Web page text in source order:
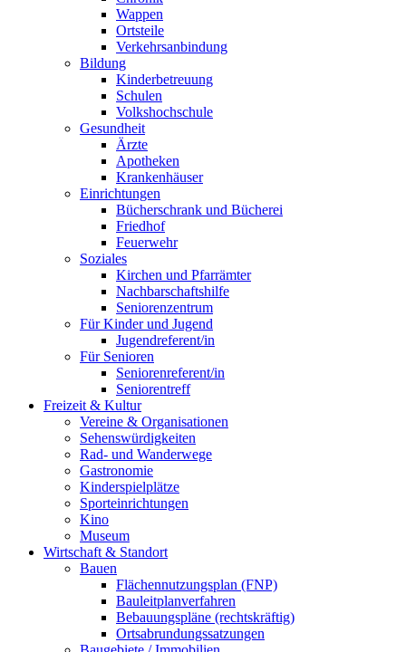
Wappen
Ortsteile
Verkehrsanbindung
Bildung
Kinderbetreuung
Schulen
Volkshochschule
Gesundheit
Ärzte
Apotheken
Krankenhäuser
Einrichtungen
Bücherschrank und Bücherei
Friedhof
Feuerwehr
Soziales
Kirchen und Pfarrämter
Nachbarschaftshilfe
Seniorenzentrum
Für Kinder und Jugend
Jugendreferent/in
Für Senioren
Seniorenreferent/in
Seniorentreff
Freizeit & Kultur
Vereine & Organisationen
Sehenswürdigkeiten
Rad- und Wanderwege
Gastronomie
Kinderspielplätze
Sporteinrichtungen
Kino
Museum
Wirtschaft & Standort
Bauen
Flächennutzungsplan (FNP)
Bauleitplanverfahren
Bebauungspläne (rechtskräftig)
Ortsabrundungssatzungen